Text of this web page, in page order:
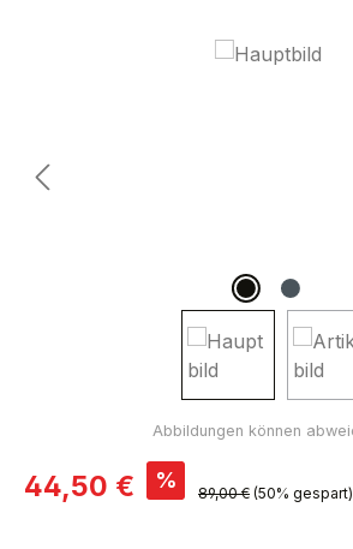
Bildergalerie überspringen
Verkaufspreis:
44,50 € % Regulärer Preis:
89,00 € (50% gespart)